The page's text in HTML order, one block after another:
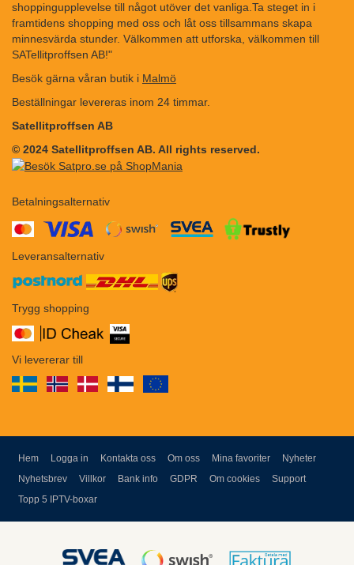
shoppingupplevelse till något utöver det vanliga.Ta steget in i
framtidens shopping med oss och låt oss tillsammans skapa
minnesvärda stunder. Välkommen att utforska, välkommen till
SATellitproffsen AB!"
Besök gärna våran butik i Malmö
Beställningar levereras inom 24 timmar.
Satellitproffsen AB
© 2024 Satellitproffsen AB. All rights reserved.
Betalningsalternativ
Leveransalternativ
Trygg shopping
Vi levererar till
Hem Logga in Kontakta oss Om oss Mina favoriter Nyheter
Nyhetsbrev Villkor Bank info GDPR Om cookies Support
Topp 5 IPTV-boxar